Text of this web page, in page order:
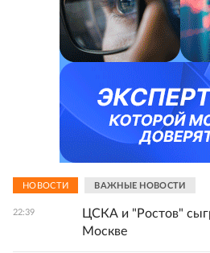
НОВОСТИ ВАЖНЫЕ НОВОСТИ
22:39
ЦСКА и "Ростов"
Москве